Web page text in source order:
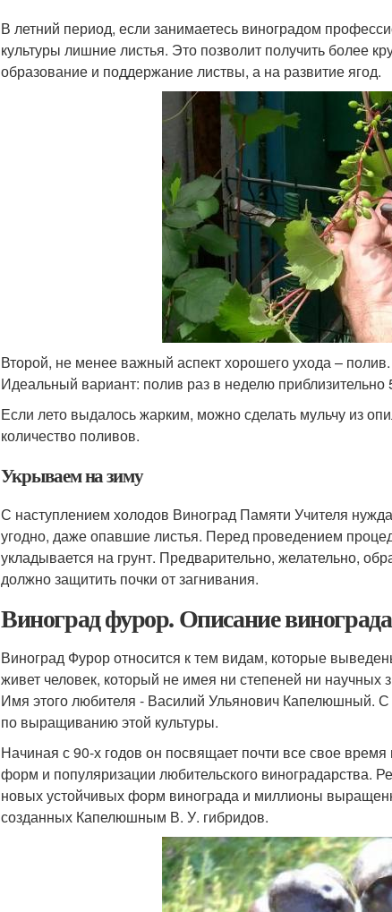
В летний период, если занимаетесь виноградом
культуры лишние листья. Это позволит получить более
образование и поддержание листвы, а на развитие ягод.
Второй, не менее важный аспект хорошего ухода –
Идеальный вариант: полив раз в неделю приблизительно
Если лето выдалось жарким, можно сделать мульчу из
количество поливов.
Укрываем на зиму
С наступлением холодов Виноград Памяти Учителя
угодно, даже опавшие листья. Перед проведением
укладывается на грунт. Предварительно, желательно,
должно защитить почки от загнивания.
Виноград фурор. Описание
Виноград Фурор относится к тем видам, которые
живет человек, который не имея ни степеней ни
Имя этого любителя - Василий Ульянович Капелюшный.
по выращиванию этой культуры.
Начиная с 90-х годов он посвящает почти все свое
форм и популяризации любительского виноградарства.
новых устойчивых форм винограда и миллионы
созданных Капелюшным В. У. гибридов.